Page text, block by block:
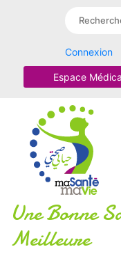
Connexion
Espace
Une Bonne
Meilleure